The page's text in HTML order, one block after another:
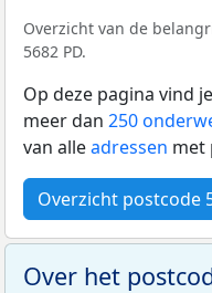
Overzicht van de
5682 PD.
Op deze pagina vind
meer dan 250
van alleadressen met
Overzicht postcode
Over het